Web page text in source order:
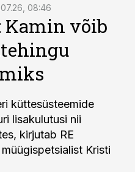
08:46
Kamin võib
küttesüsteemide
lisakulutusi nii
kirjutab RE
Kristi